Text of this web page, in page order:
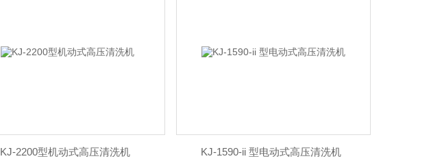
KJ-2200型机动式高压清洗机 KJ-1590-ii 型电动式高压清洗机